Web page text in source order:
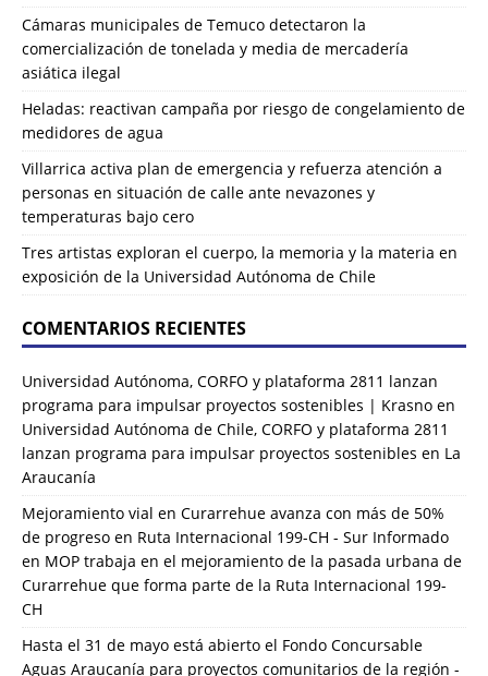
Cámaras municipales de Temuco detectaron la
comercialización de tonelada y media de mercadería
asiática ilegal
Heladas: reactivan campaña por riesgo de congelamiento de
medidores de agua
Villarrica activa plan de emergencia y refuerza atención a
personas en situación de calle ante nevazones y
temperaturas bajo cero
Tres artistas exploran el cuerpo, la memoria y la materia en
exposición de la Universidad Autónoma de Chile
COMENTARIOS RECIENTES
Universidad Autónoma, CORFO y plataforma 2811 lanzan
programa para impulsar proyectos sostenibles | Krasno en
Universidad Autónoma de Chile, CORFO y plataforma 2811
lanzan programa para impulsar proyectos sostenibles en La
Araucanía
Mejoramiento vial en Curarrehue avanza con más de 50%
de progreso en Ruta Internacional 199-CH - Sur Informado
en MOP trabaja en el mejoramiento de la pasada urbana de
Curarrehue que forma parte de la Ruta Internacional 199-
CH
Hasta el 31 de mayo está abierto el Fondo Concursable
Aguas Araucanía para proyectos comunitarios de la región -